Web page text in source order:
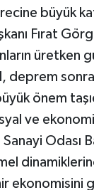
büyük
Fırat
üretken
önem
ve
Odası